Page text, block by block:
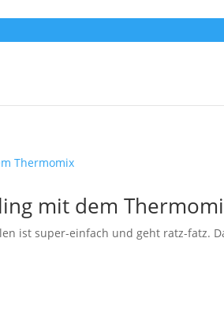
mit dem
ist super-einfach und geht ratz-fatz.